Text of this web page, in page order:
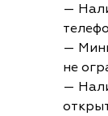
—
—
не
—